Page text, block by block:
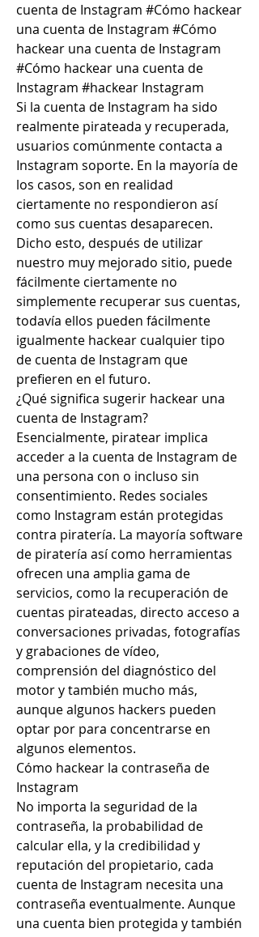
cuenta de Instagram #Cómo hackear
una cuenta de Instagram #Cómo
hackear una cuenta de Instagram
#Cómo hackear una cuenta de
Instagram #hackear Instagram
Si la cuenta de Instagram ha sido
realmente pirateada y recuperada,
usuarios comúnmente contacta a
Instagram soporte. En la mayoría de
los casos, son en realidad
ciertamente no respondieron así
como sus cuentas desaparecen.
Dicho esto, después de utilizar
nuestro muy mejorado sitio, puede
fácilmente ciertamente no
simplemente recuperar sus cuentas,
todavía ellos pueden fácilmente
igualmente hackear cualquier tipo
de cuenta de Instagram que
prefieren en el futuro.
¿Qué significa sugerir hackear una
cuenta de Instagram?
Esencialmente, piratear implica
acceder a la cuenta de Instagram de
una persona con o incluso sin
consentimiento. Redes sociales
como Instagram están protegidas
contra piratería. La mayoría software
de piratería así como herramientas
ofrecen una amplia gama de
servicios, como la recuperación de
cuentas pirateadas, directo acceso a
conversaciones privadas, fotografías
y grabaciones de vídeo,
comprensión del diagnóstico del
motor y también mucho más,
aunque algunos hackers pueden
optar por para concentrarse en
algunos elementos.
Cómo hackear la contraseña de
Instagram
No importa la seguridad de la
contraseña, la probabilidad de
calcular ella, y la credibilidad y
reputación del propietario, cada
cuenta de Instagram necesita una
contraseña eventualmente. Aunque
una cuenta bien protegida y también